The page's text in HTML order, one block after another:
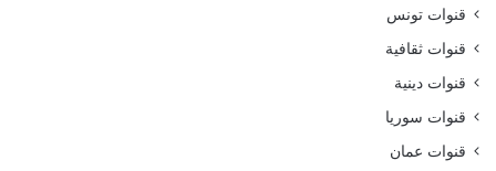
قنوات تونس
قنوات ثقافية
قنوات دينية
قنوات سوريا
قنوات عمان